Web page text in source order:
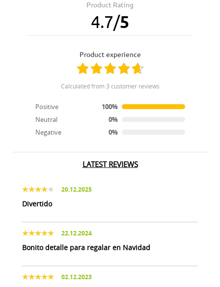
Product Rating
4.7/5
product experience
calculated from 3 customer reviews
Positive
100%
Neutral
0%
Negative
0%
LATEST REVIEWS
20.12.2025
Divertido
22.12.2024
Bonito detalle para regalar en Navidad
02.12.2023